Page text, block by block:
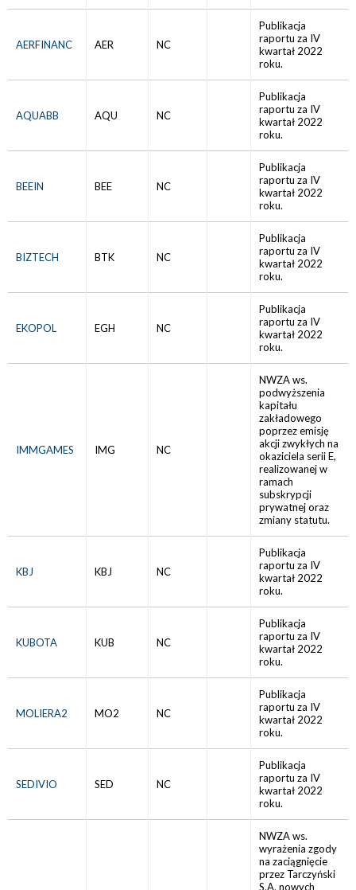
AERFINANC AER NC
Publikacja
raportu za IV
kwartał 2022
roku.
AQUABB AQU NC
Publikacja
raportu za IV
kwartał 2022
roku.
BEEIN BEE NC
Publikacja
raportu za IV
kwartał 2022
roku.
BIZTECH BTK NC
Publikacja
raportu za IV
kwartał 2022
roku.
EKOPOL EGH NC
Publikacja
raportu za IV
kwartał 2022
roku.
IMMGAMES IMG NC
NWZA ws.
podwyższenia
kapitału
zakładowego
poprzez emisję
akcji zwykłych na
okaziciela serii E,
realizowanej w
ramach
subskrypcji
prywatnej oraz
zmiany statutu.
KBJ KBJ NC
Publikacja
raportu za IV
kwartał 2022
roku.
KUBOTA KUB NC
Publikacja
raportu za IV
kwartał 2022
roku.
MOLIERA2 MO2 NC
Publikacja
raportu za IV
kwartał 2022
roku.
SEDIVIO SED NC
Publikacja
raportu za IV
kwartał 2022
roku.
NWZA ws.
wyrażenia zgody
na zaciągnięcie
przez Tarczyński
S.A. nowych